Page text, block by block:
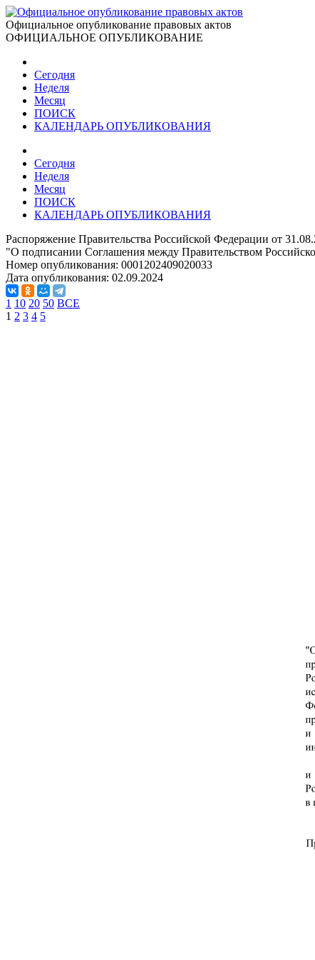
Официальное опубликование правовых актов
ОФИЦИАЛЬНОЕ ОПУБЛИКОВАНИЕ
Сегодня
Неделя
Месяц
ПОИСК
КАЛЕНДАРЬ ОПУБЛИКОВАНИЯ
Сегодня
Неделя
Месяц
ПОИСК
КАЛЕНДАРЬ ОПУБЛИКОВАНИЯ
Распоряжение Правительства Российской Федерации от
"О подписании Соглашения между Правительством
Номер опубликования: 0001202409020033
Дата опубликования: 02.09.2024
1 10 20 50 ВСЕ
1 2 3 4 5